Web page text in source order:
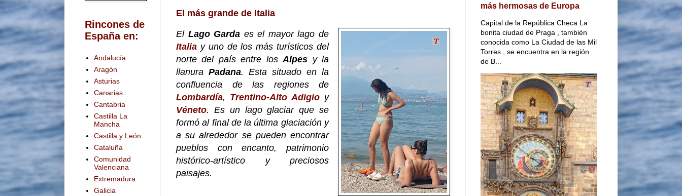
El más grande de Italia
El Lago Garda es el mayor lago de
Italia y uno de los más turísticos del
norte del país entre losAlpes y la
llanura Padana. Esta situado en la
confluencia de las regiones de
Lombardía, Trentino-Alto Adigio y
Véneto. Es un lago glaciar que se
formó al final de la última glaciación y
a su alrededor se pueden encontrar
pueblos con encanto, patrimonio
histórico-artístico y preciosos
paisajes.
Rincones de
España en:
Andalucía
Aragón
Asturias
Canarias
Cantabria
Castilla La
Mancha
Castilla y León
Cataluña
Comunidad
Valenciana
Extremadura
Galicia
más hermosas de Europa
Capital de la República Checa La
bonita ciudad de Praga , también
conocida como La Ciudad de las Mil
Torres , se encuentra en la región
de B...